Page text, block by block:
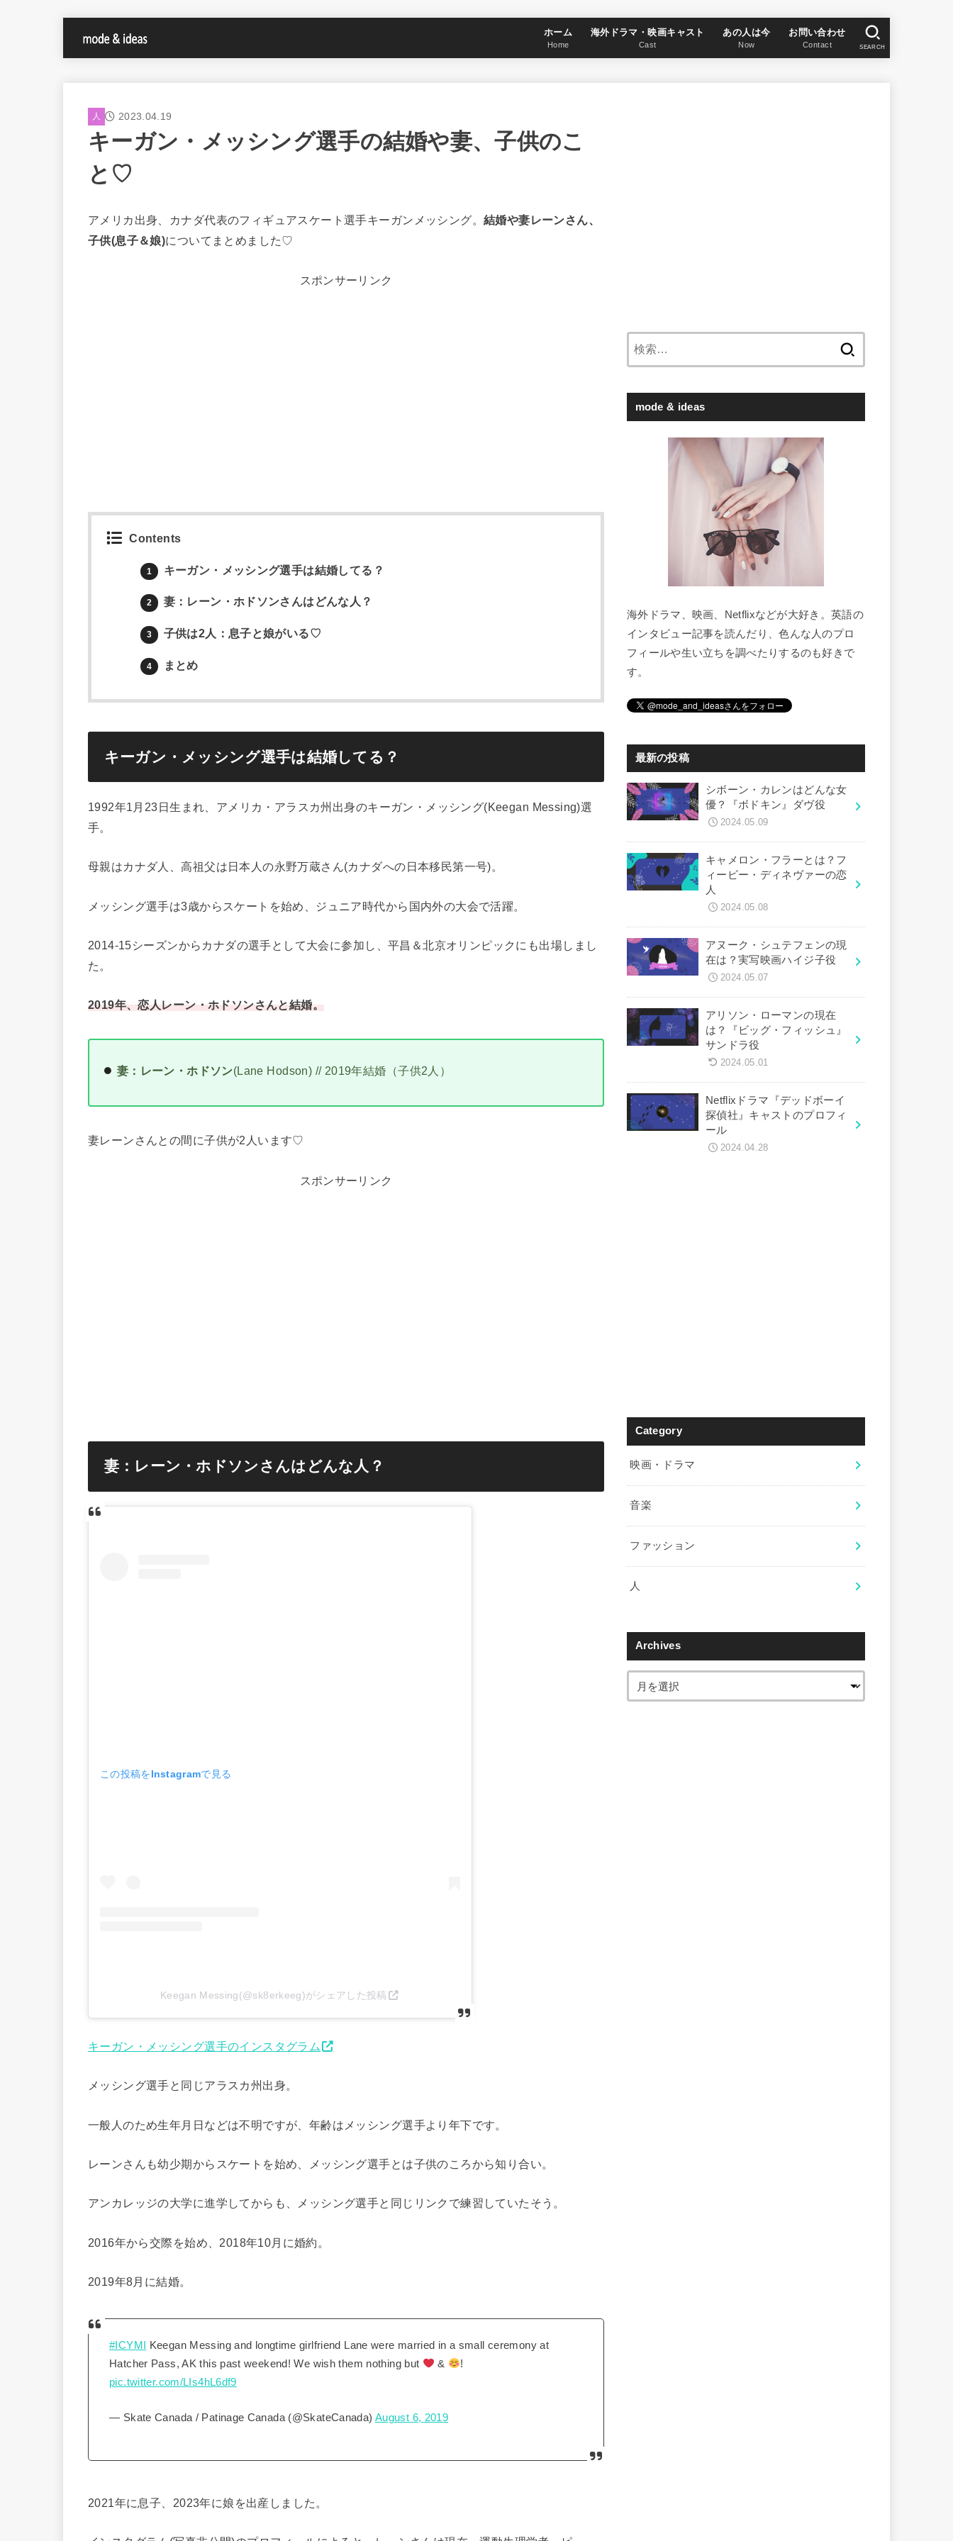
ホーム
Home
海外ドラマ・映画キャスト
Cast
あの人は今
Now
お問い合わせ
Contact SEARCH
人 2023.04.19
キーガン・メッシング選手の結婚や妻、子供のこ
と♡
アメリカ出身、カナダ代表のフィギュアスケート選手キーガンメッシング。結婚や妻レーンさん、
子供(息子＆娘)についてまとめました♡
スポンサーリンク
Contents
1 キーガン・メッシング選手は結婚してる？
2 妻：レーン・ホドソンさんはどんな人？
3 子供は2人：息子と娘がいる♡
4 まとめ
キーガン・メッシング選手は結婚してる？
1992年1月23日生まれ、アメリカ・アラスカ州出身のキーガン・メッシング(Keegan Messing)選
手。
母親はカナダ人、高祖父は日本人の永野万蔵さん(カナダへの日本移民第一号)。
メッシング選手は3歳からスケートを始め、ジュニア時代から国内外の大会で活躍。
2014-15シーズンからカナダの選手として大会に参加し、平昌＆北京オリンピックにも出場しまし
た。
2019年、恋人レーン・ホドソンさんと結婚。
妻：レーン・ホドソン(Lane Hodson) // 2019年結婚（子供2人）
妻レーンさんとの間に子供が2人います♡
スポンサーリンク
妻：レーン・ホドソンさんはどんな人？
この投稿をInstagramで見る
Keegan Messing(@sk8erkeeg)がシェアした投稿
キーガン・メッシング選手のインスタグラム
メッシング選手と同じアラスカ州出身。
一般人のため生年月日などは不明ですが、年齢はメッシング選手より年下です。
レーンさんも幼少期からスケートを始め、メッシング選手とは子供のころから知り合い。
アンカレッジの大学に進学してからも、メッシング選手と同じリンクで練習していたそう。
2016年から交際を始め、2018年10月に婚約。
2019年8月に結婚。
#ICYMI
Keegan Messing and longtime girlfriend Lane were married in a small ceremony at
Hatcher Pass, AK this past weekend! We wish them nothing but
&
!
pic.twitter.com/LIs4hL6df9
— Skate Canada / Patinage Canada (@SkateCanada) August 6, 2019
2021年に息子、2023年に娘を出産しました。
mode & ideas
海外ドラマ、映画、Netflixなどが大好き。英語の
インタビュー記事を読んだり、色んな人のプロ
フィールや生い立ちを調べたりするのも好きで
す。
最新の投稿
シボーン・カレンはどんな女
優？『ボドキン』ダヴ役
2024.05.09
キャメロン・フラーとは？フ
ィービー・ディネヴァーの恋
人
2024.05.08
アヌーク・シュテフェンの現
在は？実写映画ハイジ子役
2024.05.07
アリソン・ローマンの現在
は？『ビッグ・フィッシュ』
サンドラ役
2024.05.01
Netflixドラマ『デッドボーイ
探偵社』キャストのプロフィ
ール
2024.04.28
Category
映画・ドラマ
音楽
ファッション
人
Archives